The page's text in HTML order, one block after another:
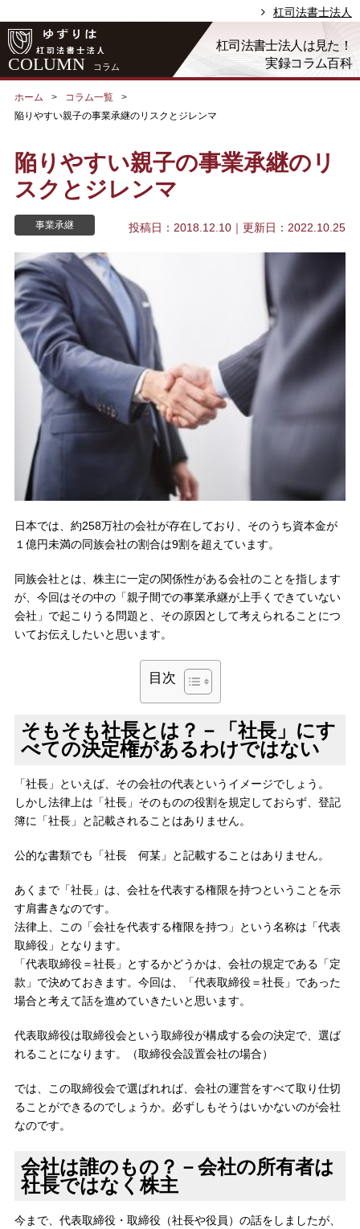
杠司法書士法人
COLUMN コラム
杠司法書士法人は見た！
実録コラム百科
ホーム
コラム一覧
陥りやすい親子の事業承継のリスクとジレンマ
陥りやすい親子の事業承継のリ
スクとジレンマ
事業承継 ｜更新日：2022.10.25
投稿日：2018.12.10
日本では、約258万社の会社が存在しており、そのうち資本金が
１億円未満の同族会社の割合は9割を超えています。
同族会社とは、株主に一定の関係性がある会社のことを指します
が、今回はその中の「親子間での事業承継が上手くできていない
会社」で起こりうる問題と、その原因として考えられることにつ
いてお伝えしたいと思います。
目次
そもそも社長とは？－「社長」にす
べての決定権があるわけではない
「社長」といえば、その会社の代表というイメージでしょう。
しかし法律上は「社長」そのものの役割を規定しておらず、登記
簿に「社長」と記載されることはありません。
公的な書類でも「社長 何某」と記載することはありません。
あくまで「社長」は、会社を代表する権限を持つということを示
す肩書きなのです。
法律上、この「会社を代表する権限を持つ」という名称は「代表
取締役」となります。
「代表取締役＝社長」とするかどうかは、会社の規定である「定
款」で決めておきます。今回は、「代表取締役＝社長」であった
場合と考えて話を進めていきたいと思います。
代表取締役は取締役会という取締役が構成する会の決定で、選ば
れることになります。（取締役会設置会社の場合）
では、この取締役会で選ばれれば、会社の運営をすべて取り仕切
ることができるのでしょうか。必ずしもそうはいかないのが会社
なのです。
会社は誰のもの？－会社の所有者は
社長ではなく株主
今まで、代表取締役・取締役（社長や役員）の話をしましたが、